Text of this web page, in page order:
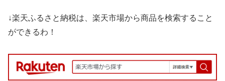
↓楽天ふるさと納税は、楽天市場から商品を検索すること
ができるわ！